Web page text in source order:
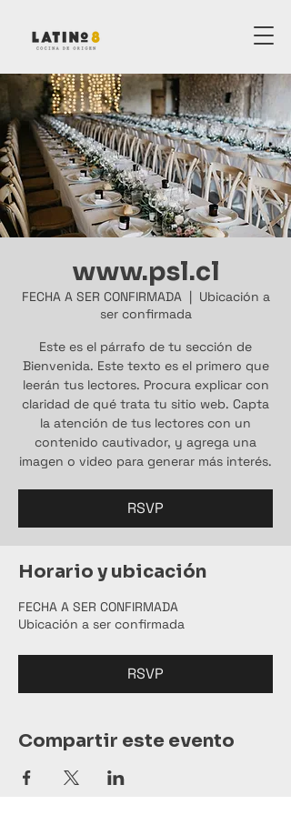
www.psl.cl
FECHA A SER CONFIRMADA
  |
Ubicación a
ser confirmada
Este es el párrafo de tu sección de
Bienvenida. Este texto es el primero que
leerán tus lectores. Procura explicar con
claridad de qué trata tu sitio web. Capta
la atención de tus lectores con un
contenido cautivador, y agrega una
imagen o video para generar más interés.
RSVP
Horario y ubicación
FECHA A SER CONFIRMADA
Ubicación a ser confirmada
RSVP
Compartir este evento